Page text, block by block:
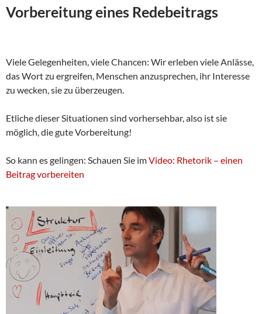
Vorbereitung eines Redebeitrags
Viele Gelegenheiten, viele Chancen: Wir erleben viele Anlässe,
das Wort zu ergreifen, Menschen anzusprechen, ihr Interesse
zu wecken, sie zu überzeugen.
Etliche dieser Situationen sind vorhersehbar, also ist sie
möglich, die gute Vorbereitung!
So kann es gelingen: Schauen Sie imVideo: Rhetorik – einen
Beitrag vorbereiten